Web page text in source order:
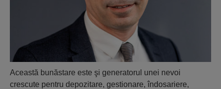
Această bunăstare este şi generatorul unei nevoi
crescute pentru depozitare, gestionare, îndosariere,